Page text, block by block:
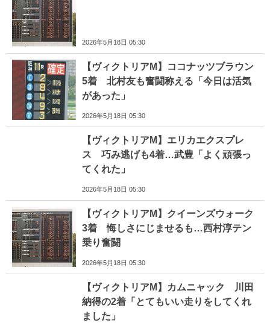
2026年5月18日 05:30
【ヴィクトリアM】ココナッツブラウン
5着 北村友も奮闘称える「今日は活気
があった」
2026年5月18日 05:30
【ヴィクトリアM】エリカエクスプレ
ス 巧み逃げも4着…武豊「よく頑張っ
てくれた」
2026年5月18日 05:30
【ヴィクトリアM】クイーンズウォーク
3着 悔しさにじませるも…西村淳テン
乗り奮闘
2026年5月18日 05:30
【ヴィクトリアM】カムニャック 川田
納得の2着「とてもいい走りをしてくれ
ました」